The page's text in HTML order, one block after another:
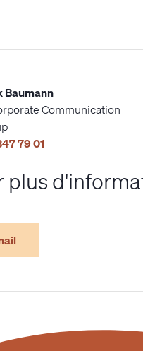
Baumann
Communication
79 01
plus